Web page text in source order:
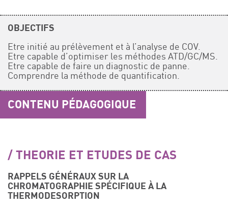
OBJECTIFS
Etre initié au prélèvement et à l’analyse de COV.
Etre capable d’optimiser les méthodes ATD/GC/MS.
Etre capable de faire un diagnostic de panne.
Comprendre la méthode de quantification.
CONTENU PÉDAGOGIQUE
THEORIE ET ETUDES DE CAS
RAPPELS GÉNÉRAUX SUR LA
CHROMATOGRAPHIE SPÉCIFIQUE À LA
THERMODESORPTION